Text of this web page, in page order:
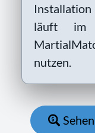
läuft im
nutzen.